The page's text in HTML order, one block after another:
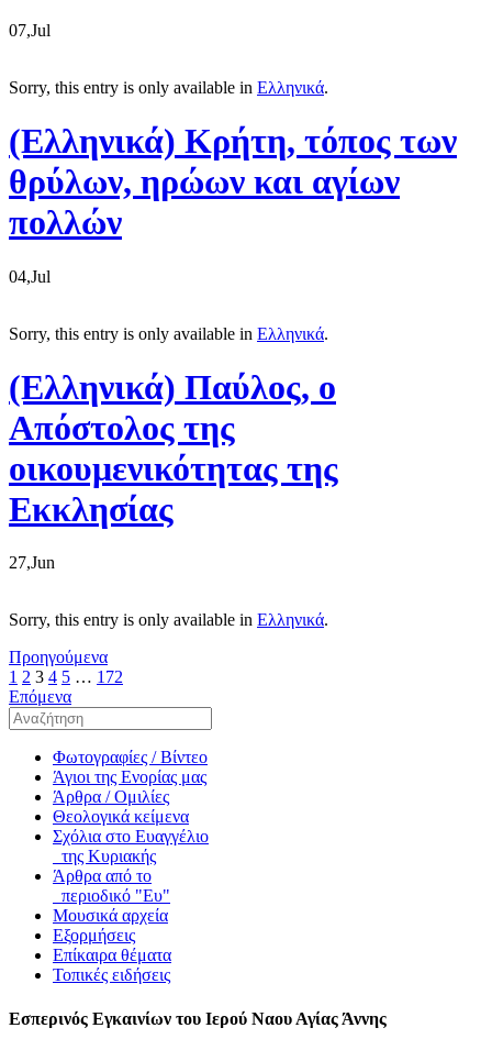
07,Jul
Sorry, this entry is only available in Ελληνικά.
(Ελληνικά) Kρήτη, τόπος των
θρύλων, ηρώων και αγίων
πολλών
04,Jul
Sorry, this entry is only available in Ελληνικά.
(Ελληνικά) Παύλος, ο
Απόστολος της
oικουμενικότητας της
Εκκλησίας
27,Jun
Sorry, this entry is only available in Ελληνικά.
Προηγούμενα
1 2 3 4 5 … 172
Επόμενα
Φωτογραφίες / Βίντεο
Άγιοι της Ενορίας μας
Άρθρα / Ομιλίες
Θεολογικά κείμενα
Σχόλια στο Ευαγγέλιο
της Κυριακής
Άρθρα από το
περιοδικό "Ευ"
Μουσικά αρχεία
Εξορμήσεις
Επίκαιρα θέματα
Τοπικές ειδήσεις
Εσπερινός Εγκαινίων του Ιερού Ναου Αγίας Άννης